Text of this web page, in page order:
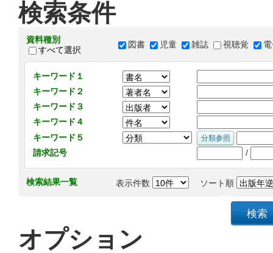
検索条件
資料種別
すべて選択
図書 児童 雑誌 視聴覚
キーワード１
キーワード２
キーワード３
キーワード４
キーワード５
請求記号
/
検索結果一覧 表示件数 ソート順
オプション